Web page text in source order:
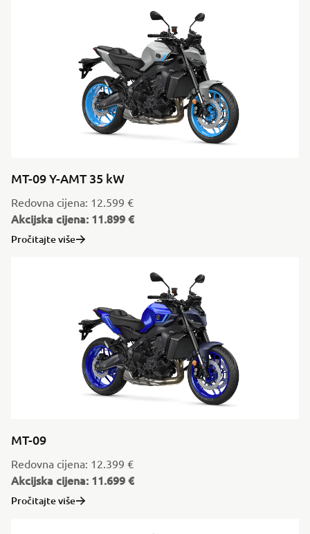
MT-09 Y-AMT 35 kW
Redovna cijena: 12.599 €
Akcijska cijena: 11.899 €
Pročitajte više
MT-09
Redovna cijena: 12.399 €
Akcijska cijena: 11.699 €
Pročitajte više